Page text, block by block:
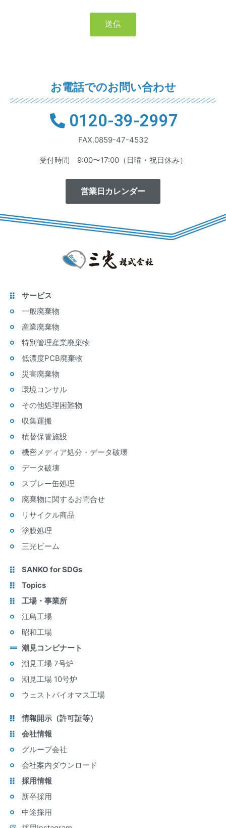
送信
お電話でのお問い合わせ
0120-39-2997
FAX.0859-47-4532
受付時間 9:00〜17:00（日曜・祝日休み）
営業日カレンダー
サービス
一般廃棄物
産業廃棄物
特別管理産業廃棄物
低濃度PCB廃棄物
災害廃棄物
環境コンサル
その他処理困難物
収集運搬
積替保管施設
機密メディア処分・データ破壊
データ破壊
スプレー缶処理
廃棄物に関するお問合せ
リサイクル商品
塗膜処理
三光ビーム
SANKO for SDGs
Topics
工場・事業所
江島工場
昭和工場
潮見コンビナート
潮見工場 7号炉
潮見工場 10号炉
ウェストバイオマス工場
情報開示（許可証等）
会社情報
グループ会社
会社案内ダウンロード
採用情報
新卒採用
中途採用